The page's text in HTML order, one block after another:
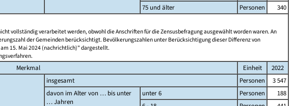
75 und älter
Personen
340
vollständig verarbeitet werden, obwohl die Anschriften für die Zensusbefragung ausgewählt worden waren. An
der Gemeinden berücksichtigt. Bevölkerungszahlen unter Berücksichtigung dieser Differenz von
15. Mai 2024 (nachrichtlich)" dargestellt.
Merkmal Einheit
2022
insgesamt Personen
3 547
davon im Alter von … bis unter
… Jahren
unter 6 Personen
188